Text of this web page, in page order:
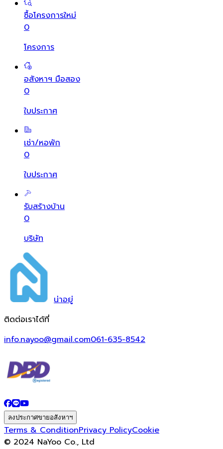
ซื้อโครงการใหม่
0
โครงการ
อสังหาฯ มือสอง
0
ใบประกาศ
เช่า/หอพัก
0
ใบประกาศ
รับสร้างบ้าน
0
บริษัท
น่าอยู่
ติดต่อเราได้ที่
info.nayoo@gmail.com061-635-8542
ลงประกาศขายอสังหาฯ
Terms & ConditionPrivacy PolicyCookie
© 2024 NaYoo Co., Ltd